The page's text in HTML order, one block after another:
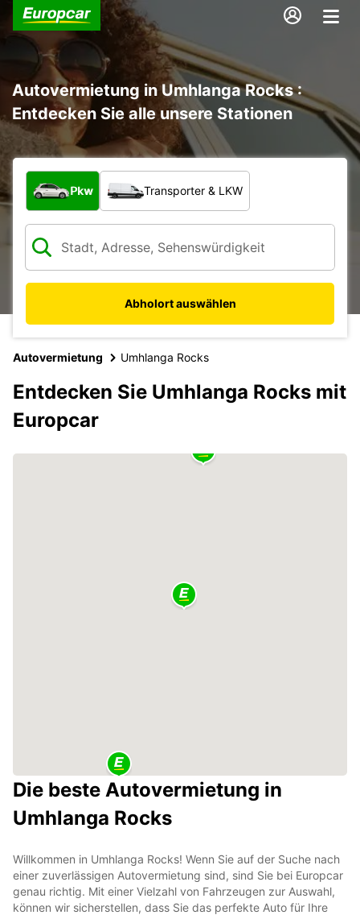
Autovermietung in Umhlanga Rocks :
Entdecken Sie alle unsere Stationen
Welche Art von Fahrzeug?
Pkw Transporter & LKW
Abholort auswählen
Autovermietung Umhlanga Rocks
Entdecken Sie Umhlanga Rocks mit
Europcar
Die beste Autovermietung in
Umhlanga Rocks
Willkommen in Umhlanga Rocks! Wenn Sie auf der Suche nach
einer zuverlässigen Autovermietung sind, sind Sie bei Europcar
genau richtig. Mit einer Vielzahl von Fahrzeugen zur Auswahl,
können wir sicherstellen, dass Sie das perfekte Auto für Ihre